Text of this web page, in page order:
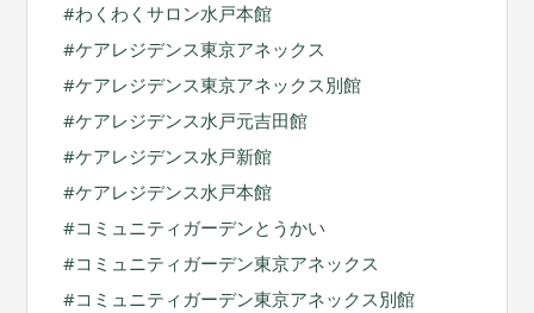
わくわくサロン水戸本館
ケアレジデンス東京アネックス
ケアレジデンス東京アネックス別館
ケアレジデンス水戸元吉田館
ケアレジデンス水戸新館
ケアレジデンス水戸本館
コミュニティガーデンとうかい
コミュニティガーデン東京アネックス
コミュニティガーデン東京アネックス別館